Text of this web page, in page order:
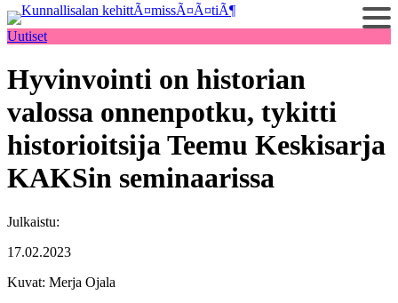
Siirry
sisältöön
Uutiset
Hyvinvointi on historian
valossa onnenpotku, tykitti
historioitsija Teemu Keskisarja
KAKSin seminaarissa
Julkaistu:
17.02.2023
Kuvat: Merja Ojala